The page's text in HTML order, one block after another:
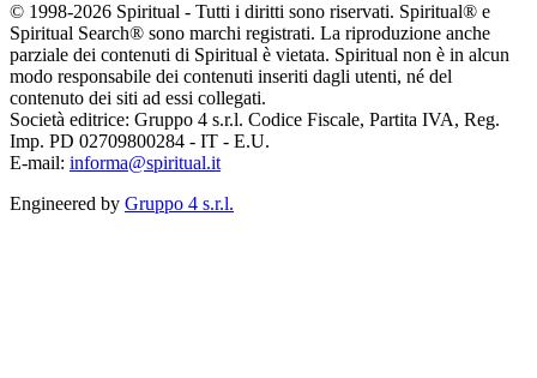
© 1998-2026 Spiritual - Tutti i diritti sono riservati. Spiritual® e
Spiritual Search® sono marchi registrati. La riproduzione anche
parziale dei contenuti di Spiritual è vietata. Spiritual non è in alcun
modo responsabile dei contenuti inseriti dagli utenti, né del
contenuto dei siti ad essi collegati.
Società editrice: Gruppo 4 s.r.l. Codice Fiscale, Partita IVA, Reg.
Imp. PD 02709800284 - IT - E.U.
E-mail: informa@spiritual.it
Engineered by Gruppo 4 s.r.l.